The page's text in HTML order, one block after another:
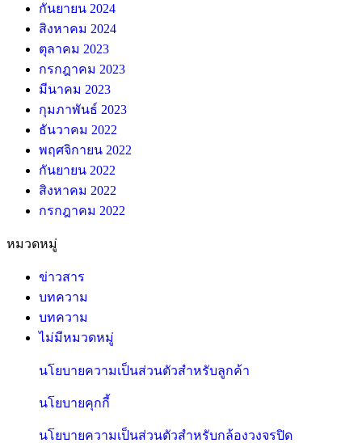
กันยายน 2024
สิงหาคม 2024
ตุลาคม 2023
กรกฎาคม 2023
มีนาคม 2023
กุมภาพันธ์ 2023
ธันวาคม 2022
พฤศจิกายน 2022
กันยายน 2022
สิงหาคม 2022
กรกฎาคม 2022
หมวดหมู่
ข่าวสาร
บทความ
บทความ
ไม่มีหมวดหมู่
นโยบายความเป็นส่วนตัวสำหรับลูกค้า
นโยบายคุกกี้
นโยบายความเป็นส่วนตัวสำหรับกล้องวงจรปิด